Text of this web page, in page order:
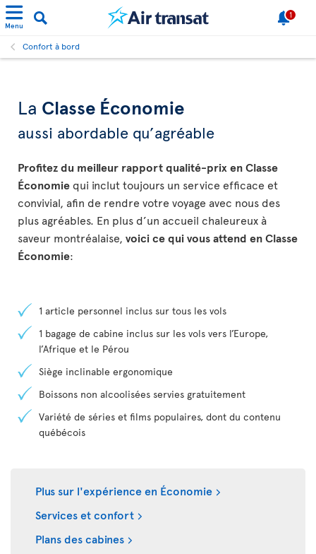
Menu
1
Confort à bord
La Classe Économie
aussi abordable qu’agréable
Profitez du meilleur rapport qualité-prix en Classe
Économie qui inclut toujours un service efficace et
convivial, afin de rendre votre voyage avec nous des
plus agréables. En plus d’un accueil chaleureux à
saveur montréalaise, voici ce qui vous attend en Classe
Économie:
1 article personnel inclus sur tous les vols
1 bagage de cabine inclus sur les vols vers l’Europe,
l’Afrique et le Pérou
Siège inclinable ergonomique
Boissons non alcoolisées servies gratuitement
Variété de séries et films populaires, dont du contenu
québécois
Plus sur l'expérience en Économie
Services et confort
Plans des cabines